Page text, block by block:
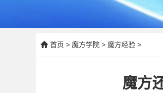
首页 > 魔方学院 > 魔方经验 >
魔方